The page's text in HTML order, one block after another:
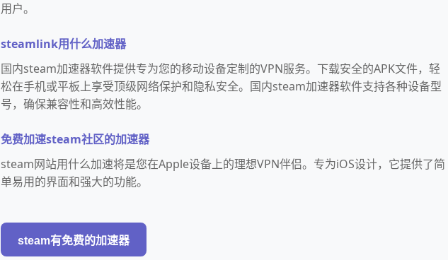
用户。
steamlink用什么加速器
国内steam加速器软件提供专为您的移动设备定制的VPN服务。下载安全的APK文件，轻
松在手机或平板上享受顶级网络保护和隐私安全。国内steam加速器软件支持各种设备型
号，确保兼容性和高效性能。
免费加速steam社区的加速器
steam网站用什么加速将是您在Apple设备上的理想VPN伴侣。专为iOS设计，它提供了简
单易用的界面和强大的功能。
steam有免费的加速器